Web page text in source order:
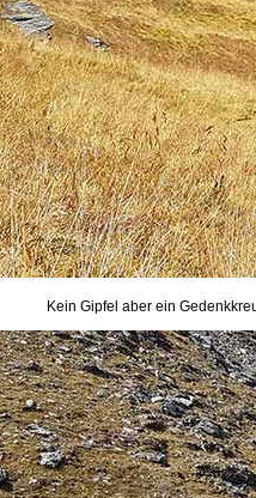
Kein Gipfel aber ein